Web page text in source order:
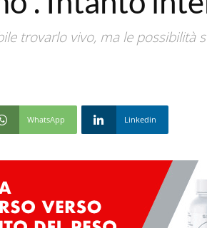
trovarlo vivo, ma le possibilità
WhatsApp Linkedin